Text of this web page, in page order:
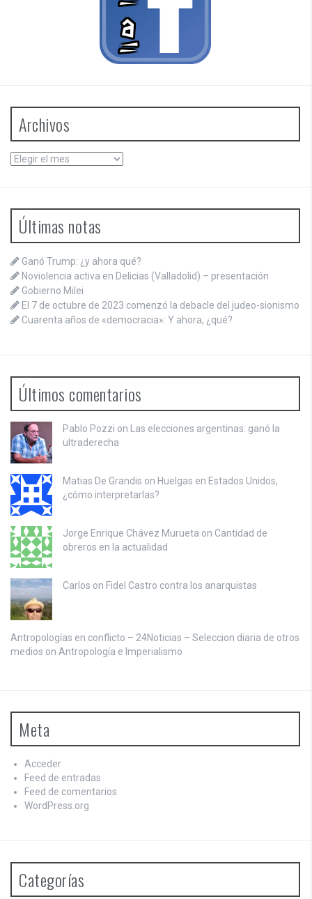
Archivos
Archivos
Últimas notas
Ganó Trump: ¿y ahora qué?
Noviolencia activa en Delicias (Valladolid) – presentación
Gobierno Milei
El 7 de octubre de 2023 comenzó la debacle del judeo-sionismo
Cuarenta años de «democracia»: Y ahora, ¿qué?
Últimos comentarios
Pablo Pozzi on Las elecciones argentinas: ganó la
ultraderecha
Matias De Grandis on Huelgas en Estados Unidos,
¿cómo interpretarlas?
Jorge Enrique Chávez Murueta on Cantidad de
obreros en la actualidad
Carlos on Fidel Castro contra los anarquistas
Antropologías en conflicto – 24Noticias – Seleccion diaria de otros
medios on Antropología e Imperialismo
Meta
Acceder
Feed de entradas
Feed de comentarios
WordPress.org
Categorías